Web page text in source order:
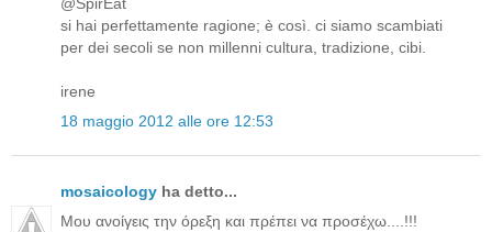
si hai perfettamente ragione; è così. ci siamo scambiati
per dei secoli se non millenni cultura, tradizione, cibi.
irene
18 maggio 2012 alle ore 12:53
mosaicology ha detto...
Μου ανοίγεις την όρεξη και πρέπει να προσέχω....!!!